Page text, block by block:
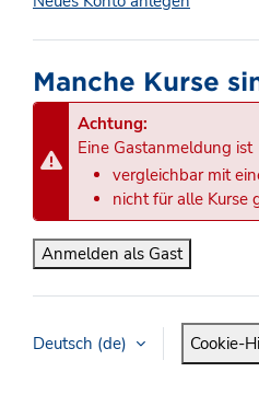
Manche Kurse
Achtung:
Eine Gastanmeldung ist
vergleichbar mit
nicht für alle Kurse
Anmelden als Gast
Deutsch ‎(de)‎ Cookie-